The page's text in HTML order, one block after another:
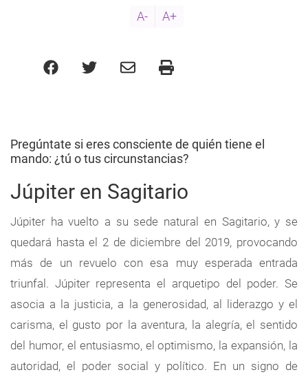
A- A+
Pregúntate si eres consciente de quién tiene el
mando: ¿tú o tus circunstancias?
Júpiter en Sagitario
Júpiter ha vuelto a su sede natural en Sagitario, y se
quedará hasta el 2 de diciembre del 2019, provocando
más de un revuelo con esa muy esperada entrada
triunfal. Júpiter representa el arquetipo del poder. Se
asocia a la justicia, a la generosidad, al liderazgo y el
carisma, el gusto por la aventura, la alegría, el sentido
del humor, el entusiasmo, el optimismo, la expansión, la
autoridad, el poder social y político. En un signo de